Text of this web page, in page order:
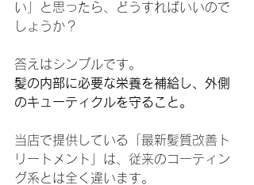
い」と思ったら、どうすればいいので
しょうか？
答えはシンプルです。
髪の内部に必要な栄養を補給し、外側
のキューティクルを守ること。
当店で提供している「最新髪質改善ト
リートメント」は、従来のコーティン
グ系とは全く違います。